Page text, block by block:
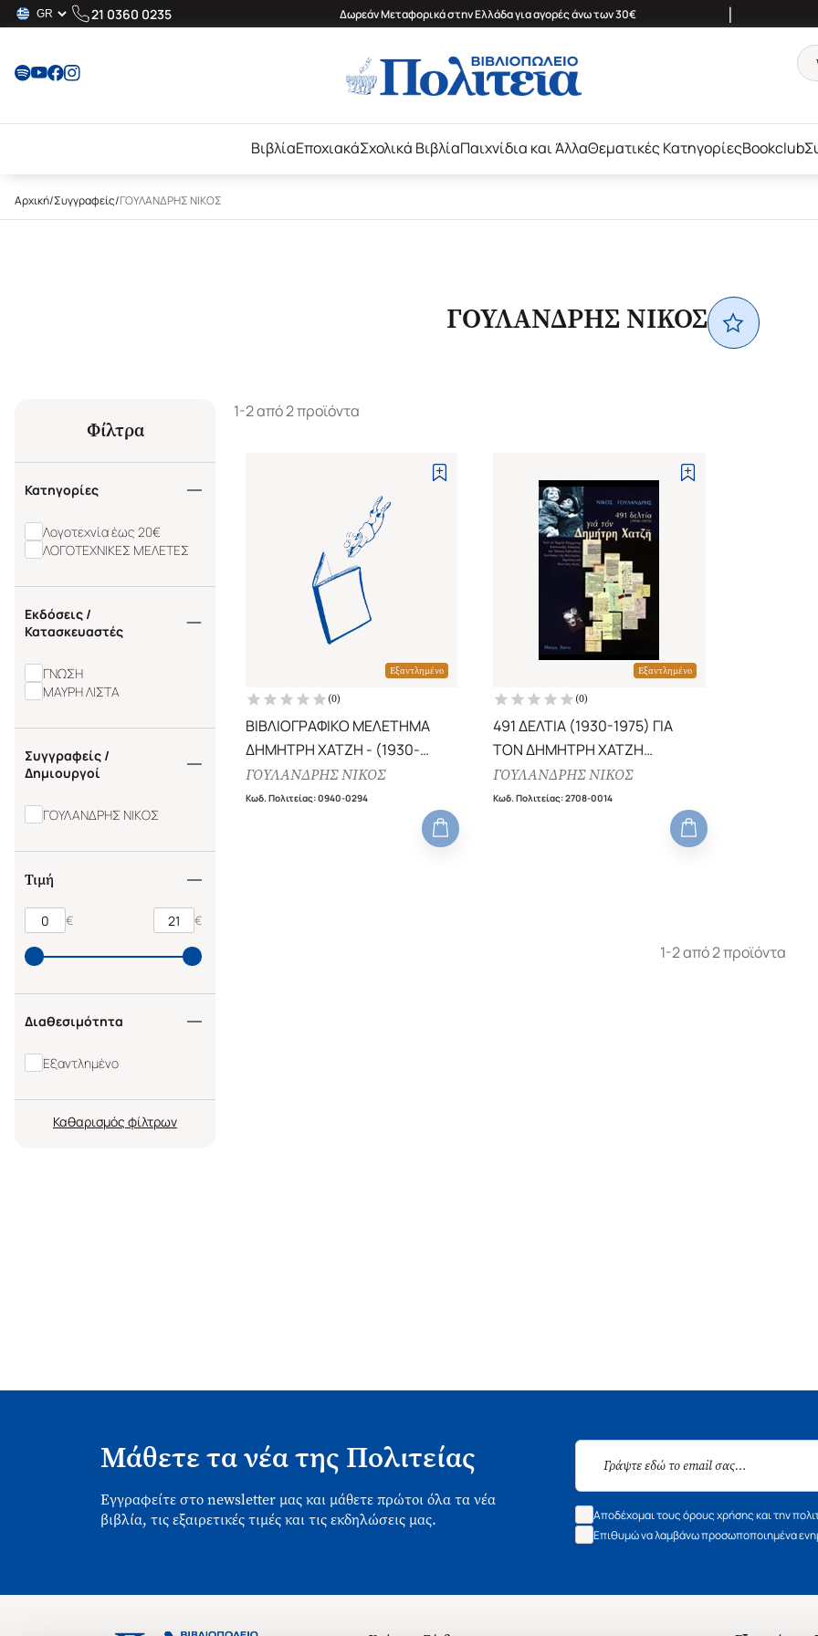
21 0360 0235 Δωρεάν Μεταφορικά στην Ελλάδα για αγορές άνω των 30€ |
ΒιβλίαΕποχιακάΣχολικά ΒιβλίαΠαιχνίδια και ΆλλαΘεματικές ΚατηγορίεςBookclub
Αρχική/Συγγραφείς/ΓΟΥΛΑΝΔΡΗΣ ΝΙΚΟΣ
ΓΟΥΛΑΝΔΡΗΣ ΝΙΚΟΣ
Φίλτρα
Κατηγορίες
Λογοτεχνία έως 20€
ΛΟΓΟΤΕΧΝΙΚΕΣ ΜΕΛΕΤΕΣ
Εκδόσεις /
Κατασκευαστές
ΓΝΩΣΗ
ΜΑΥΡΗ ΛΙΣΤΑ
Συγγραφείς /
Δημιουργοί
ΓΟΥΛΑΝΔΡΗΣ ΝΙΚΟΣ
Τιμή
€ €
Διαθεσιμότητα
Εξαντλημένο
Καθαρισμός
1-2 από 2 προϊόντα
Εξαντλημένο
(0)
ΒΙΒΛΙΟΓΡΑΦΙΚΟ ΜΕΛΕΤΗΜΑ
ΔΗΜΗΤΡΗ ΧΑΤΖΗ - (1930-
1989)
ΓΟΥΛΑΝΔΡΗΣ ΝΙΚΟΣ
Κωδ. Πολιτείας:0940-0294
Εξαντλημένο
(0)
491 ΔΕΛΤΙΑ (1930-1975) ΓΙΑ
ΤΟΝ ΔΗΜΗΤΡΗ ΧΑΤΖΗ
ΑΠΟ ΤΑ ΑΡΧΕΙΑ ΣΥΓΧΡΟΝΗΣ
ΚΟΙΝΩΝΙΚΗΣ ΙΣΤΟΡΙΑΣ, ΤΗΝ
SZECHENYI ΤΗΣ ΟΥΓΓΑΡΙΑΣ,
ΓΟΥΛΑΝΔΡΗΣ ΝΙΚΟΣ
Κωδ. Πολιτείας:2708-0014
1-2 από 2 προϊόντα
Μάθετε τα νέα της Πολιτείας
Εγγραφείτε στο newsletter μας και μάθετε πρώτοι όλα τα νέα
βιβλία, τις εξαιρετικές τιμές και τις εκδηλώσεις μας.
Αποδέχομαι τους όρους χρήσης και την
Επιθυμώ να λαμβάνω προσωποποιημένα